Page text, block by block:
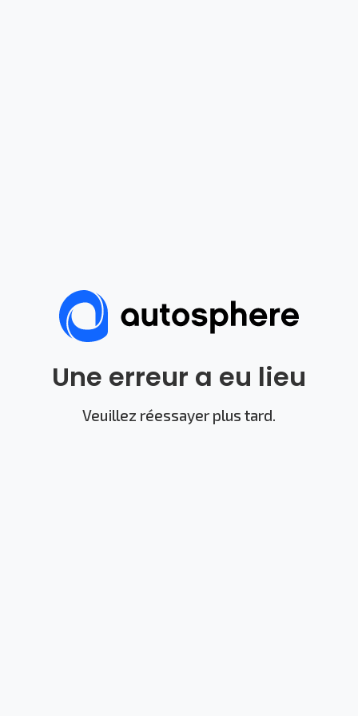
Une erreur a eu lieu
Veuillez réessayer plus tard.